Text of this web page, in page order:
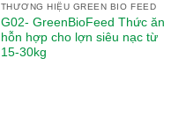
wishlist
THƯƠNG HIỆU GREEN BIO FEED
G02- GreenBioFeed Thức ăn
hỗn hợp cho lợn siêu nạc từ
15-30kg